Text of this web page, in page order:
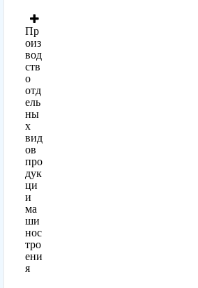
Пр
оиз
вод
ств
о
отд
ель
ны
х
вид
ов
про
дук
ци
и
ма
ши
нос
тро
ени
я